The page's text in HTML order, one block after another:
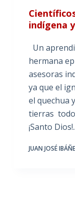
indígena
Un
hermana
asesoras
ya que el
el quechua
tierras
¡Santo
JUAN JOSÉ